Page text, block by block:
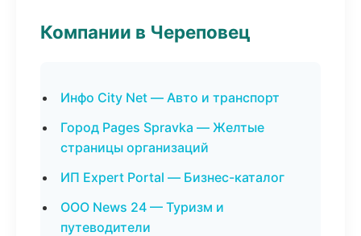
Компании в Череповец
Инфо City Net — Авто и транспорт
Город Pages Spravka — Желтые
страницы организаций
ИП Expert Portal — Бизнес-каталог
ООО News 24 — Туризм и
путеводители